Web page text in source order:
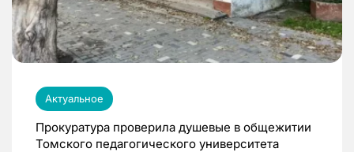
Актуальное
Прокуратура проверила душевые в общежитии
Томского педагогического университета